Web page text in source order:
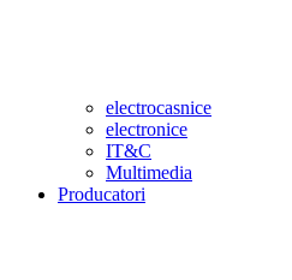
electrocasnice
electronice
IT&C
Multimedia
Producatori